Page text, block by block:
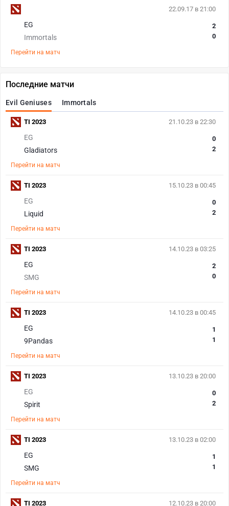
22.09.17 в 21:00
EG
Immortals
2
0
Перейти на матч
Последние матчи
Evil Geniuses Immortals
21.10.23 в 22:30
EG
Gladiators
0
2
Перейти на матч
TI 2023
15.10.23 в 00:45
EG
Liquid
0
2
Перейти на матч
TI 2023
14.10.23 в 03:25
EG
SMG
2
0
Перейти на матч
TI 2023
14.10.23 в 00:45
EG
9Pandas
1
1
Перейти на матч
TI 2023
13.10.23 в 20:00
EG
Spirit
0
2
Перейти на матч
TI 2023
13.10.23 в 02:00
EG
SMG
1
1
Перейти на матч
TI 2023
12.10.23 в 20:00
TI 2023